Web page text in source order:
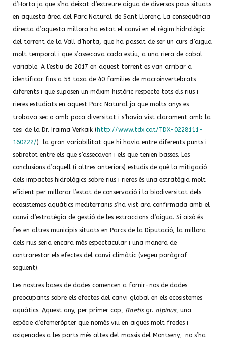
d’Horta ja que s’ha deixat d’extreure aigua de diversos pous situats
en aquesta àrea del Parc Natural de Sant Llorenç. La conseqüència
directa d’aquesta millora ha estat el canvi en el règim hidrològic
del torrent de la Vall d’horta, que ha passat de ser un curs d’aigua
molt temporal i que s’assecava cada estiu, a una riera de cabal
variable. A l’estiu de 2017 en aquest torrent es van arribar a
identificar fins a 53 taxa de 40 famílies de macroinvertebrats
diferents i que suposen un màxim històric respecte tots els rius i
rieres estudiats en aquest Parc Natural ja que molts anys es
trobava sec o amb poca diversitat i s’havia vist clarament amb la
tesi de la Dr. Iraima Verkaik ( http://www.tdx.cat/TDX-0228111-
160222/) la gran variabilitat que hi havia entre diferents punts i
sobretot entre els que s’assecaven i els que tenien basses. Les
conclusions d’aquell (i altres anteriors) estudis de què la mitigació
dels impactes hidrològics sobre rius i rieres és una estratègia molt
eficient per millorar l’estat de conservació i la biodiversitat dels
ecosistemes aquàtics mediterranis s’ha vist ara confirmada amb el
canvi d’estratègia de gestió de les extraccions d’aigua. Si això és
fes en altres municipis situats en Parcs de la Diputació, la millora
dels rius seria encara més espectacular i una manera de
contrarestar els efectes del canvi climàtic (vegeu paràgraf
següent).
Les nostres bases de dades comencen a fornir-nos de dades
preocupants sobre els efectes del canvi global en els ecosistemes
aquàtics. Aquest any, per primer cop, Baetis gr. alpinus, una
espècie d’efemeròpter que només viu en aigües molt fredes i
oxigenades a les parts més altes del massís del Montseny, no s’ha